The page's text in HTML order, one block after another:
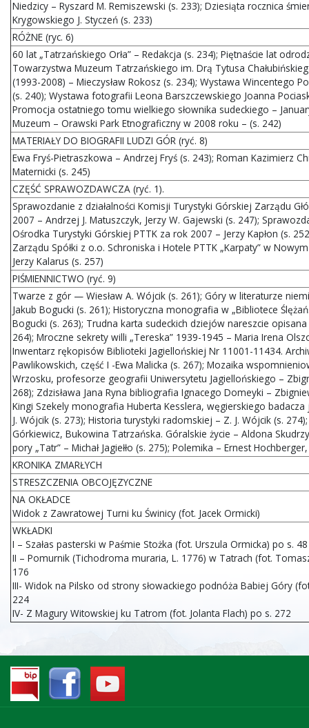
Niedzicy – Ryszard M. Remiszewski (s. 233); Dziesiąta rocznica
Krygowskiego J. Styczeń (s. 233)
RÓŻNE (ryc. 6)
60 lat „Tatrzańskiego Orła” – Redakcja (s. 234); Piętnaście lat
Towarzystwa Muzeum Tatrzańskiego im. Drą Tytusa
(1993-2008) – Mieczysław Rokosz (s. 234); Wystawa Wincentego
(s. 240); Wystawa fotografii Leona Barszczewskiego Joanna
Promocja ostatniego tomu wielkiego słownika sudeckiego –
Muzeum – Orawski Park Etnograficzny w 2008 roku – (s. 242)
MATERIAŁY DO BIOGRAFII LUDZI GÓR (ryć. 8)
Ewa Fryś-Pietraszkowa – Andrzej Fryś (s. 243); Roman Kazimierz
Maternicki (s. 245)
CZĘŚĆ SPRAWOZDAWCZA (ryć. 1).
Sprawozdanie z działalności Komisji Turystyki Górskiej Zarządu
2007 – Andrzej J. Matuszczyk, Jerzy W. Gajewski (s. 247);
Ośrodka Turystyki Górskiej PTTK za rok 2007 – Jerzy Kapłon (s.
Zarządu Spółki z o.o. Schroniska i Hotele PTTK „Karpaty” w
Jerzy Kalarus (s. 257)
PIŚMIENNICTWO (ryć. 9)
Twarze z gór — Wiesław A. Wójcik (s. 261); Góry w literaturze
Jakub Bogucki (s. 261); Historyczna monografia w „Bibliotece
Bogucki (s. 263); Trudna karta sudeckich dziejów nareszcie opisana
264); Mroczne sekrety willi „Tereska” 1939-1945 – Maria Irena
Inwentarz rękopisów Biblioteki Jagiellońskiej Nr 11001-11434.
Pawlikowskich, część I -Ewa Malicka (s. 267); Mozaika
Wrzosku, profesorze geografii Uniwersytetu Jagiellońskiego –
268); Zdzisława Jana Ryna bibliografia Ignacego Domeyki –
Kingi Szekely monografia Huberta Kesslera, węgierskiego badacza
J. Wójcik (s. 273); Historia turystyki radomskiej – Z. J. Wójcik (s.
Górkiewicz, Bukowina Tatrzańska. Góralskie życie – Aldona
pory „Tatr” – Michał Jagiełło (s. 275); Polemika – Ernest
KRONIKA ZMARŁYCH
STRESZCZENIA OBCOJĘZYCZNE
NA OKŁADCE
Widok z Zawratowej Turni ku Świnicy (fot. Jacek Ormicki)
WKŁADKI
I – Szałas pasterski w Paśmie Stożka (fot. Urszula Ormicka) po s. 48
II – Pomurnik (Tichodroma muraria, L. 1776) w Tatrach (fot.
176
III- Widok na Pilsko od strony słowackiego podnóża Babiej Góry
224
IV- Z Magury Witowskiej ku Tatrom (fot. Jolanta Flach) po s. 272